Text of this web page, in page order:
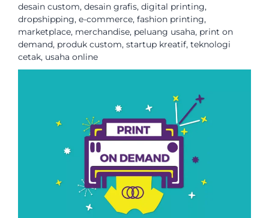
desain custom, desain grafis, digital printing,
dropshipping, e-commerce, fashion printing,
marketplace, merchandise, peluang usaha, print on
demand, produk custom, startup kreatif, teknologi
cetak, usaha online